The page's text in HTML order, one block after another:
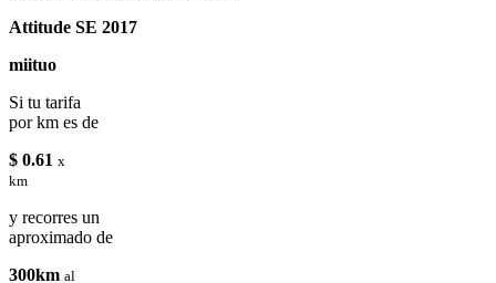
Attitude SE 2017
miituo
Si tu tarifa
por km es de
$ 0.61 x
km
y recorres un
aproximado de
300km al